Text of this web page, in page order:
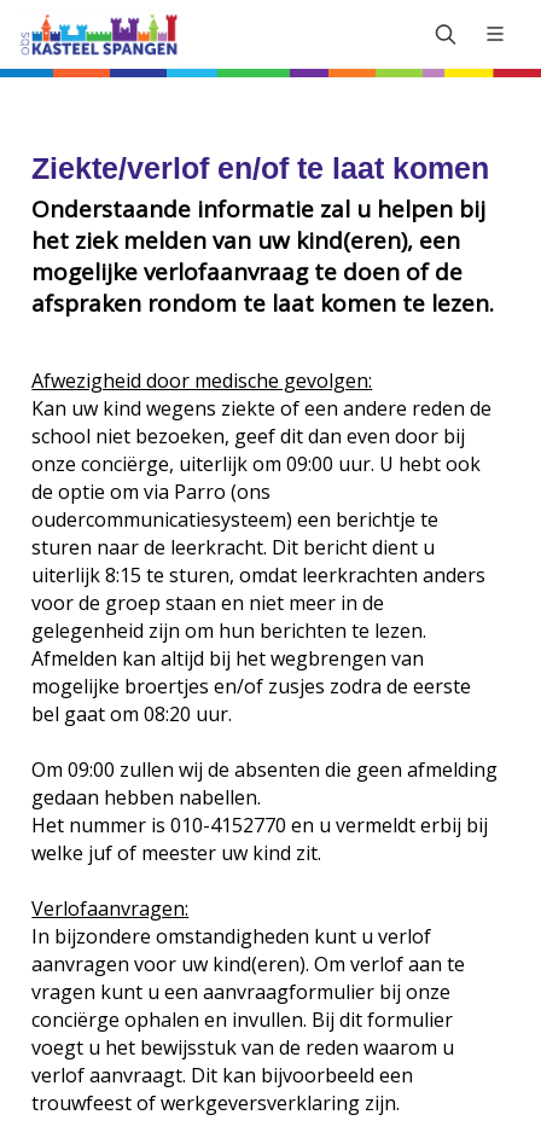
Ziekte/verlof en/of te laat komen
Onderstaande informatie zal u helpen bij
het ziek melden van uw kind(eren), een
mogelijke verlofaanvraag te doen of de
afspraken rondom te laat komen te lezen.
Afwezigheid door medische gevolgen:
Kan uw kind wegens ziekte of een andere reden de
school niet bezoeken, geef dit dan even door bij
onze conciërge, uiterlijk om 09:00 uur. U hebt ook
de optie om via Parro (ons
oudercommunicatiesysteem) een berichtje te
sturen naar de leerkracht. Dit bericht dient u
uiterlijk 8:15 te sturen, omdat leerkrachten anders
voor de groep staan en niet meer in de
gelegenheid zijn om hun berichten te lezen.
Afmelden kan altijd bij het wegbrengen van
mogelijke broertjes en/of zusjes zodra de eerste
bel gaat om 08:20 uur.
Om 09:00 zullen wij de absenten die geen afmelding
gedaan hebben nabellen.
Het nummer is 010-4152770 en u vermeldt erbij bij
welke juf of meester uw kind zit.
Verlofaanvragen:
In bijzondere omstandigheden kunt u verlof
aanvragen voor uw kind(eren). Om verlof aan te
vragen kunt u een aanvraagformulier bij onze
conciërge ophalen en invullen. Bij dit formulier
voegt u het bewijsstuk van de reden waarom u
verlof aanvraagt. Dit kan bijvoorbeeld een
trouwfeest of werkgeversverklaring zijn.